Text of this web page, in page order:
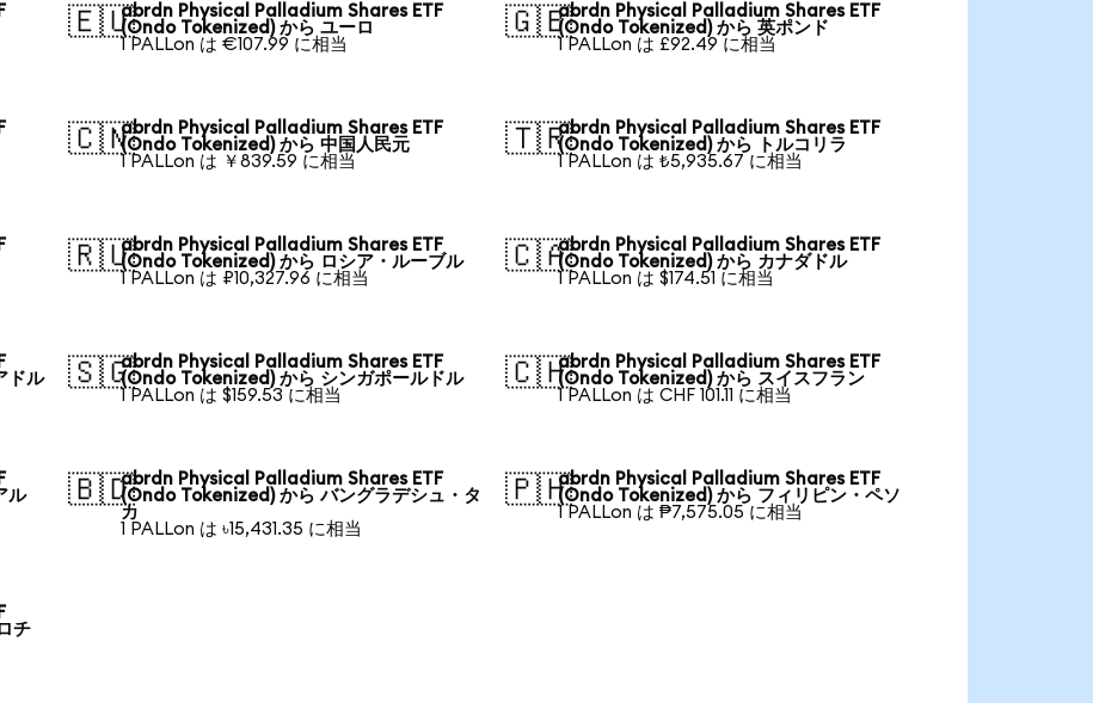
🇪🇺abrdn Physical Palladium Shares ETF
(Ondo Tokenized) から ユーロ
1 PALLon は €107.99 に相当
🇬🇧abrdn Physical Palladium Shares ETF
(Ondo Tokenized) から 英ポンド
1 PALLon は £92.49 に相当
🇨🇳abrdn Physical Palladium Shares ETF
(Ondo Tokenized) から 中国人民元
1 PALLon は ￥839.59 に相当
🇹🇷abrdn Physical Palladium Shares ETF
(Ondo Tokenized) から トルコリラ
1 PALLon は ₺5,935.67 に相当
🇷🇺abrdn Physical Palladium Shares ETF
(Ondo Tokenized) から ロシア・ルーブル
1 PALLon は ₽10,327.96 に相当
🇨🇦abrdn Physical Palladium Shares ETF
(Ondo Tokenized) から カナダドル
1 PALLon は $174.51 に相当
ドル
🇸🇬abrdn Physical Palladium Shares ETF
(Ondo Tokenized) から シンガポールドル
1 PALLon は $159.53 に相当
🇨🇭abrdn Physical Palladium Shares ETF
(Ondo Tokenized) から スイスフラン
1 PALLon は CHF 101.11 に相当
ル
🇧🇩abrdn Physical Palladium Shares ETF
(Ondo Tokenized) から バングラデシュ・タ
カ
1 PALLon は ৳15,431.35 に相当
🇵🇭abrdn Physical Palladium Shares ETF
(Ondo Tokenized) から フィリピン・ペソ
1 PALLon は ₱7,575.05 に相当
チ